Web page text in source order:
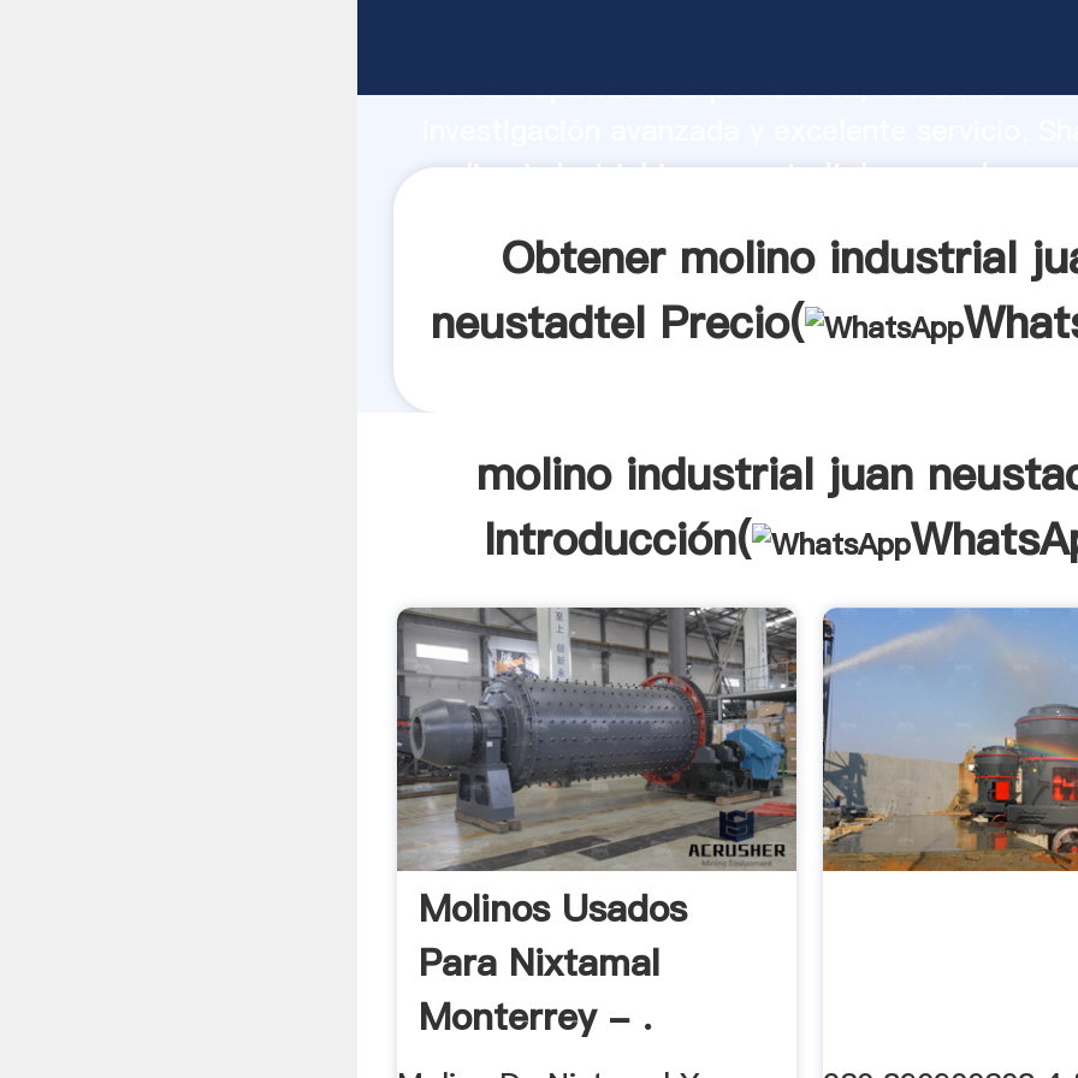
fuerte capacidad de producción, fuerza de
molino industrial juan neustadtel proveedor
Obtener molino industrial
neustadtel Precio(
molino industrial juan
Introducción(
Molinos Usados
Para Nixtamal
Monterrey - .